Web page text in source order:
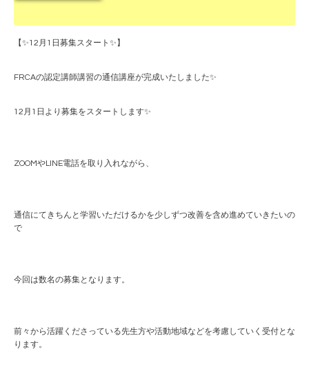
【✨12月1日募集スタート✨】
FRCAの認定講師講習の通信講座が完成いたしました✨
12月1日より募集をスタートします✨
ZOOMやLINE電話を取り入れながら、
通信にてきちんと学習いただけるかを少しずつ改善を含め進めていきたいの
で
今回は数名の募集となります。
前々から活躍くださっている先生方や活動地域などを考慮していく受付とな
ります。